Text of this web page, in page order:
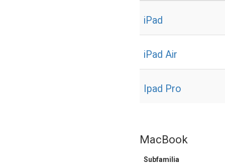
iPad
iPad Air
Ipad Pro
MacBook
Subfamilia